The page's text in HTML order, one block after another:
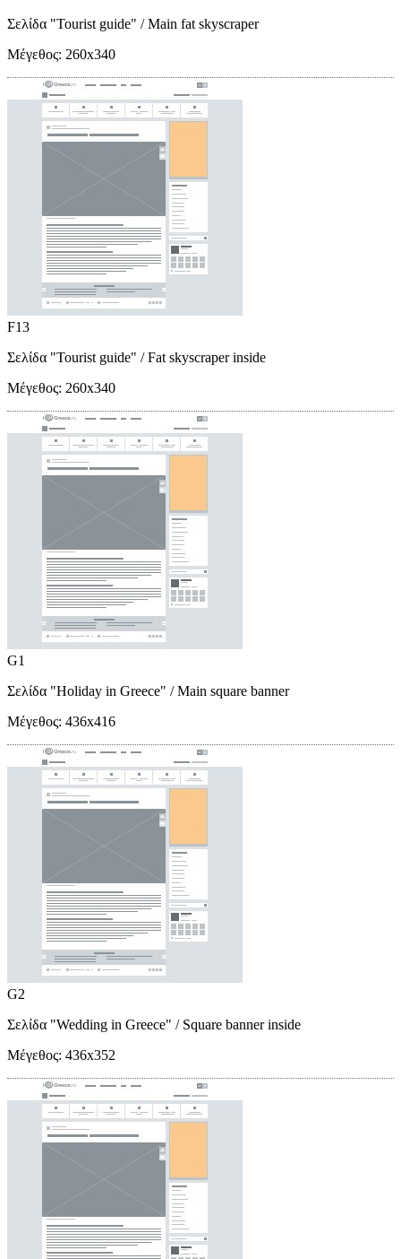
Σελίδα "Tourist guide" / Main fat skyscraper
Μέγεθος: 260x340
F13
Σελίδα "Tourist guide" / Fat skyscraper inside
Μέγεθος: 260x340
G1
Σελίδα "Holiday in Greece" / Main square banner
Μέγεθος: 436x416
G2
Σελίδα "Wedding in Greece" / Square banner inside
Μέγεθος: 436x352